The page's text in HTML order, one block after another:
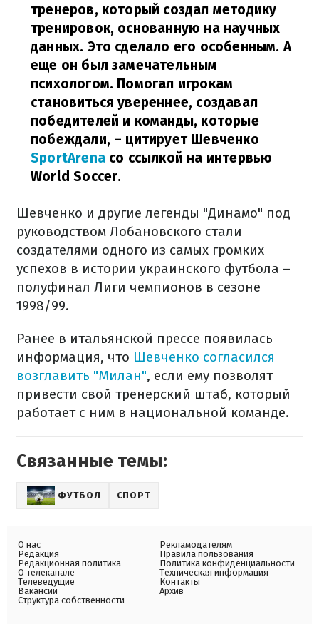
тренеров, который создал методику
тренировок, основанную на научных
данных. Это сделало его особенным. А
еще он был замечательным
психологом. Помогал игрокам
становиться увереннее, создавал
победителей и команды, которые
побеждали, – цитирует Шевченко
SportArenaсо ссылкой на интервью
World Soccer.
Шевченко и другие легенды "Динамо" под
руководством Лобановского стали
создателями одного из самых громких
успехов в истории украинского футбола –
полуфинал Лиги чемпионов в сезоне
1998/99.
Ранее в итальянской прессе появилась
информация, что Шевченко согласился
возглавить "Милан", если ему позволят
привести свой тренерский штаб, который
работает с ним в национальной команде.
Связанные темы:
ФУТБОЛ СПОРТ
О нас
Редакция
Редакционная политика
О телеканале
Телеведущие
Вакансии
Структура собственности
Рекламодателям
Правила пользования
Политика конфиденциальности
Техническая информация
Контакты
Архив